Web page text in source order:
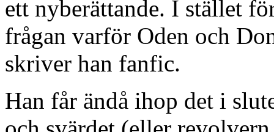
ett nyberättande. I stället
frågan varför Oden och
skriver han fanfic.
Han får ändå ihop det i